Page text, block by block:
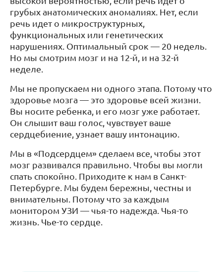
грубых анатомическиханомалиях. Нет, если
речь идет о микроструктурных,
функциональных или генетических
нарушениях. Оптимальный срок — 20 недель.
Но мы смотрим мозг и на 12-й, и на 32-й
неделе.
Мы не пропускаем ни одного этапа. Потому что
здоровье мозга — это здоровье всей жизни.
Вы носите ребенка, и его мозг уже работает.
Он слышит ваш голос, чувствует ваше
сердцебиение, узнает вашу интонацию.
Мы в «Подсердцем» сделаем все, чтобы этот
мозг развивался правильно. Чтобы вы могли
спать спокойно. Приходите к нам в Санкт-
Петербурге. Мы будем бережны, честны и
внимательны. Потому что за каждым
монитором УЗИ — чья-то надежда. Чья-то
жизнь. Чье-то сердце.